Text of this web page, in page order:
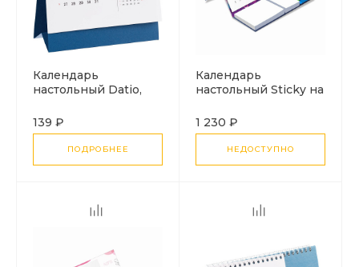
Календарь
настольный Datio,
139 ₽
ПОДРОБНЕЕ
Календарь
настольный Sticky на
листов
1 230 ₽
НЕДОСТУПНО